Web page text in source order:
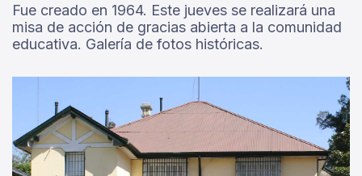
Fue creado en 1964. Este jueves se realizará una
misa de acción de gracias abierta a la comunidad
educativa. Galería de fotos históricas.